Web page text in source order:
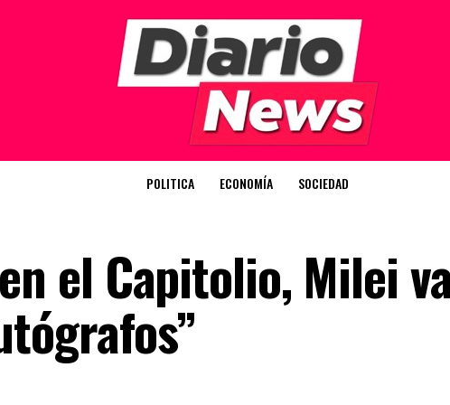
POLITICA ECONOMÍA SOCIEDAD
el Capitolio, Milei